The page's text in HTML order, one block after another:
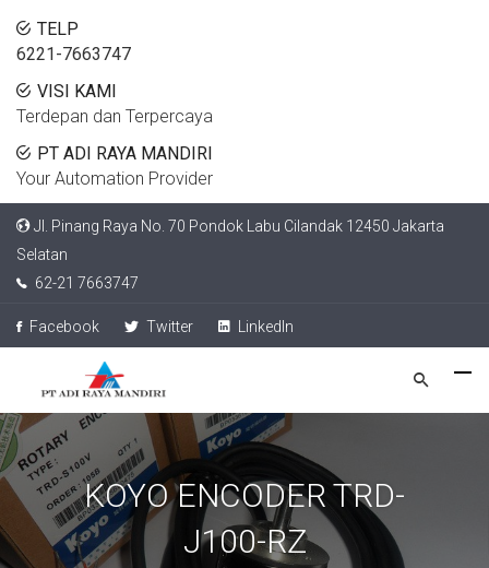
TELP
6221-7663747
VISI KAMI
Terdepan dan Terpercaya
PT ADI RAYA MANDIRI
Your Automation Provider
Jl. Pinang Raya No. 70 Pondok Labu Cilandak 12450 Jakarta
Selatan
62-21 7663747
Facebook Twitter LinkedIn
KOYO ENCODER TRD-
J100-RZ